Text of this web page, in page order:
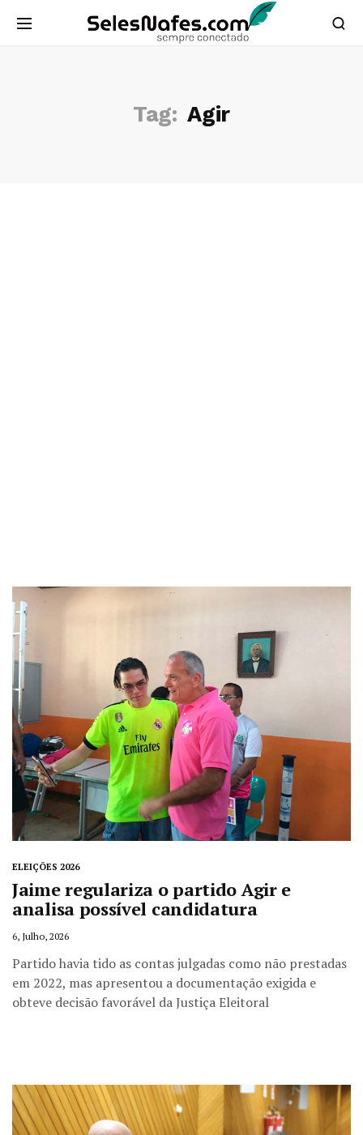
Tag: Agir
ELEIÇÕES 2026
Jaime regulariza o partido Agir e
analisa possível candidatura
6, Julho, 2026
Partido havia tido as contas julgadas como não prestadas
em 2022, mas apresentou a documentação exigida e
obteve decisão favorável da Justiça Eleitoral